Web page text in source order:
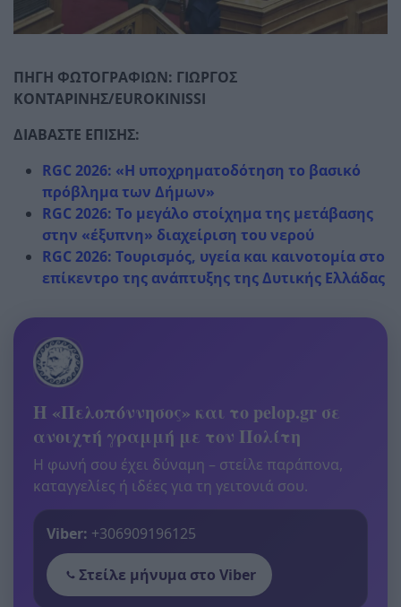
ΠΗΓΗ ΦΩΤΟΓΡΑΦΙΩΝ: ΓΙΩΡΓΟΣ
ΚΟΝΤΑΡΙΝΗΣ/EUROKINISSI
ΔΙΑΒΑΣΤΕ ΕΠΙΣΗΣ:
RGC 2026: «Η υποχρηματοδότηση το βασικό
πρόβλημα των Δήμων»
RGC 2026: Το μεγάλο στοίχημα της μετάβασης
στην «έξυπνη» διαχείριση του νερού
RGC 2026: Τουρισμός, υγεία και καινοτομία στο
επίκεντρο της ανάπτυξης της Δυτικής Ελλάδας
Η «Πελοπόννησος» και το pelop.gr σε
ανοιχτή γραμμή με τον Πολίτη
Η φωνή σου έχει δύναμη – στείλε παράπονα,
καταγγελίες ή ιδέες για τη γειτονιά σου.
Viber: +306909196125
Στείλε μήνυμα στο Viber